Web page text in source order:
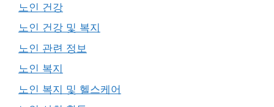
노인 건강
노인 건강 및 복지
노인 관련 정보
노인 복지
노인 복지 및 헬스케어